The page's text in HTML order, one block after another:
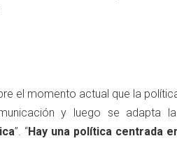
el momento actual que la
y luego se adapta
”. “Hay una política centrada